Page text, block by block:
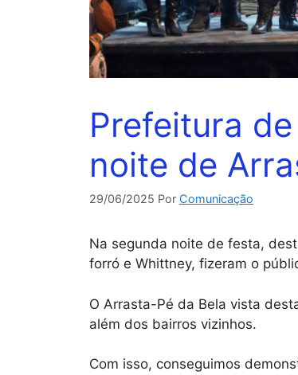
Prefeitura
noite de
29/06/2025 Por Comunicação
Na segunda noite de festa,
forró e Whittney, fizeram o
O Arrasta-Pé da Bela vista
além dos bairros vizinhos.
Com isso, conseguimos